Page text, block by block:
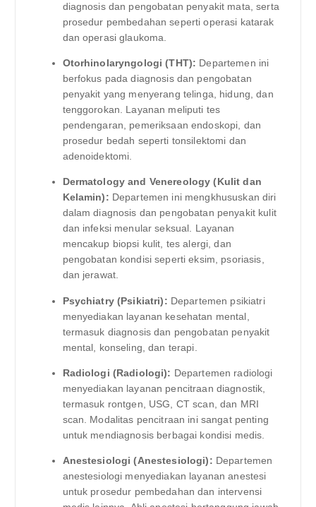
diagnosis dan pengobatan penyakit mata, serta
prosedur pembedahan seperti operasi katarak
dan operasi glaukoma.
Otorhinolaryngologi (THT): Departemen ini
berfokus pada diagnosis dan pengobatan
penyakit yang menyerang telinga, hidung, dan
tenggorokan. Layanan meliputi tes
pendengaran, pemeriksaan endoskopi, dan
prosedur bedah seperti tonsilektomi dan
adenoidektomi.
Dermatology and Venereology (Kulit dan
Kelamin): Departemen ini mengkhususkan diri
dalam diagnosis dan pengobatan penyakit kulit
dan infeksi menular seksual. Layanan
mencakup biopsi kulit, tes alergi, dan
pengobatan kondisi seperti eksim, psoriasis,
dan jerawat.
Psychiatry (Psikiatri): Departemen psikiatri
menyediakan layanan kesehatan mental,
termasuk diagnosis dan pengobatan penyakit
mental, konseling, dan terapi.
Radiologi (Radiologi): Departemen radiologi
menyediakan layanan pencitraan diagnostik,
termasuk rontgen, USG, CT scan, dan MRI
scan. Modalitas pencitraan ini sangat penting
untuk mendiagnosis berbagai kondisi medis.
Anestesiologi (Anestesiologi): Departemen
anestesiologi menyediakan layanan anestesi
untuk prosedur pembedahan dan intervensi